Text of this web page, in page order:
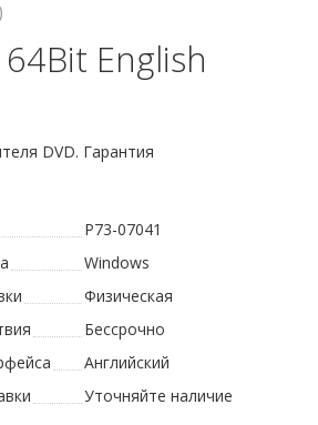
English
DVD. Гарантия
P73-07041
Windows
Физическая
Бессрочно
Английский
Уточняйте наличие